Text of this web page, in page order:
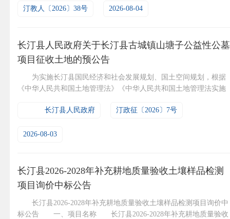
历，具有遴选对应学科高中教师资格证；年龄50周岁及以下（197...
汀教人〔2026〕38号 2026-08-04
长汀县人民政府关于长汀县古城镇山塘子公益性公墓
项目征收土地的预公告
为实施长汀县国民经济和社会发展规划、国土空间规划，根据
《中华人民共和国土地管理法》《中华人民共和国土地管理法实施
汀县古城镇山塘子公益性公墓项目征收土地的预公告： 一、拟
南邻林地；西邻林地；北邻林地。总用地面积0.449公顷，具体征
长汀县人民政府 汀政征〔2026〕7号
2026-08-03
长汀县2026-2028年补充耕地质量验收土壤样品检测
项目询价中标公告
长汀县2026-2028年补充耕地质量验收土壤样品检测项目询价中
标公告 一、项目名称 长汀县2026-2028年补充耕地质量验收